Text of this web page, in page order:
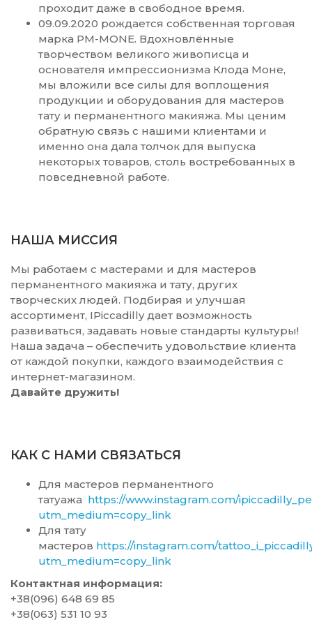
проходит даже в свободное время.
09.09.2020 рождается собственная торговая
марка PM-MONE. Вдохновлённые
творчеством великого живописца и
основателя импрессионизма Клода Моне,
мы вложили все силы для воплощения
продукции и оборудования для мастеров
тату и перманентного макияжа. Мы ценим
обратную связь с нашими клиентами и
именно она дала толчок для выпуска
некоторых товаров, столь востребованных в
повседневной работе.
НАША МИССИЯ
Мы работаем с мастерами и для мастеров
перманентного макияжа и тату, других
творческих людей. Подбирая и улучшая
ассортимент, IPiccadilly дает возможность
развиваться, задавать новые стандарты культуры!
Наша задача – обеспечить удовольствие клиента
от каждой покупки, каждого взаимодействия с
интернет-магазином.
Давайте дружить!
КАК С НАМИ СВЯЗАТЬСЯ
Для мастеров перманентного
татуажа https://www.instagram.com/
utm_medium=copy_link
Для тату
мастеров https://instagram.com/
utm_medium=copy_link
Контактная информация:
+38(096) 648 69 85
+38(063) 531 10 93